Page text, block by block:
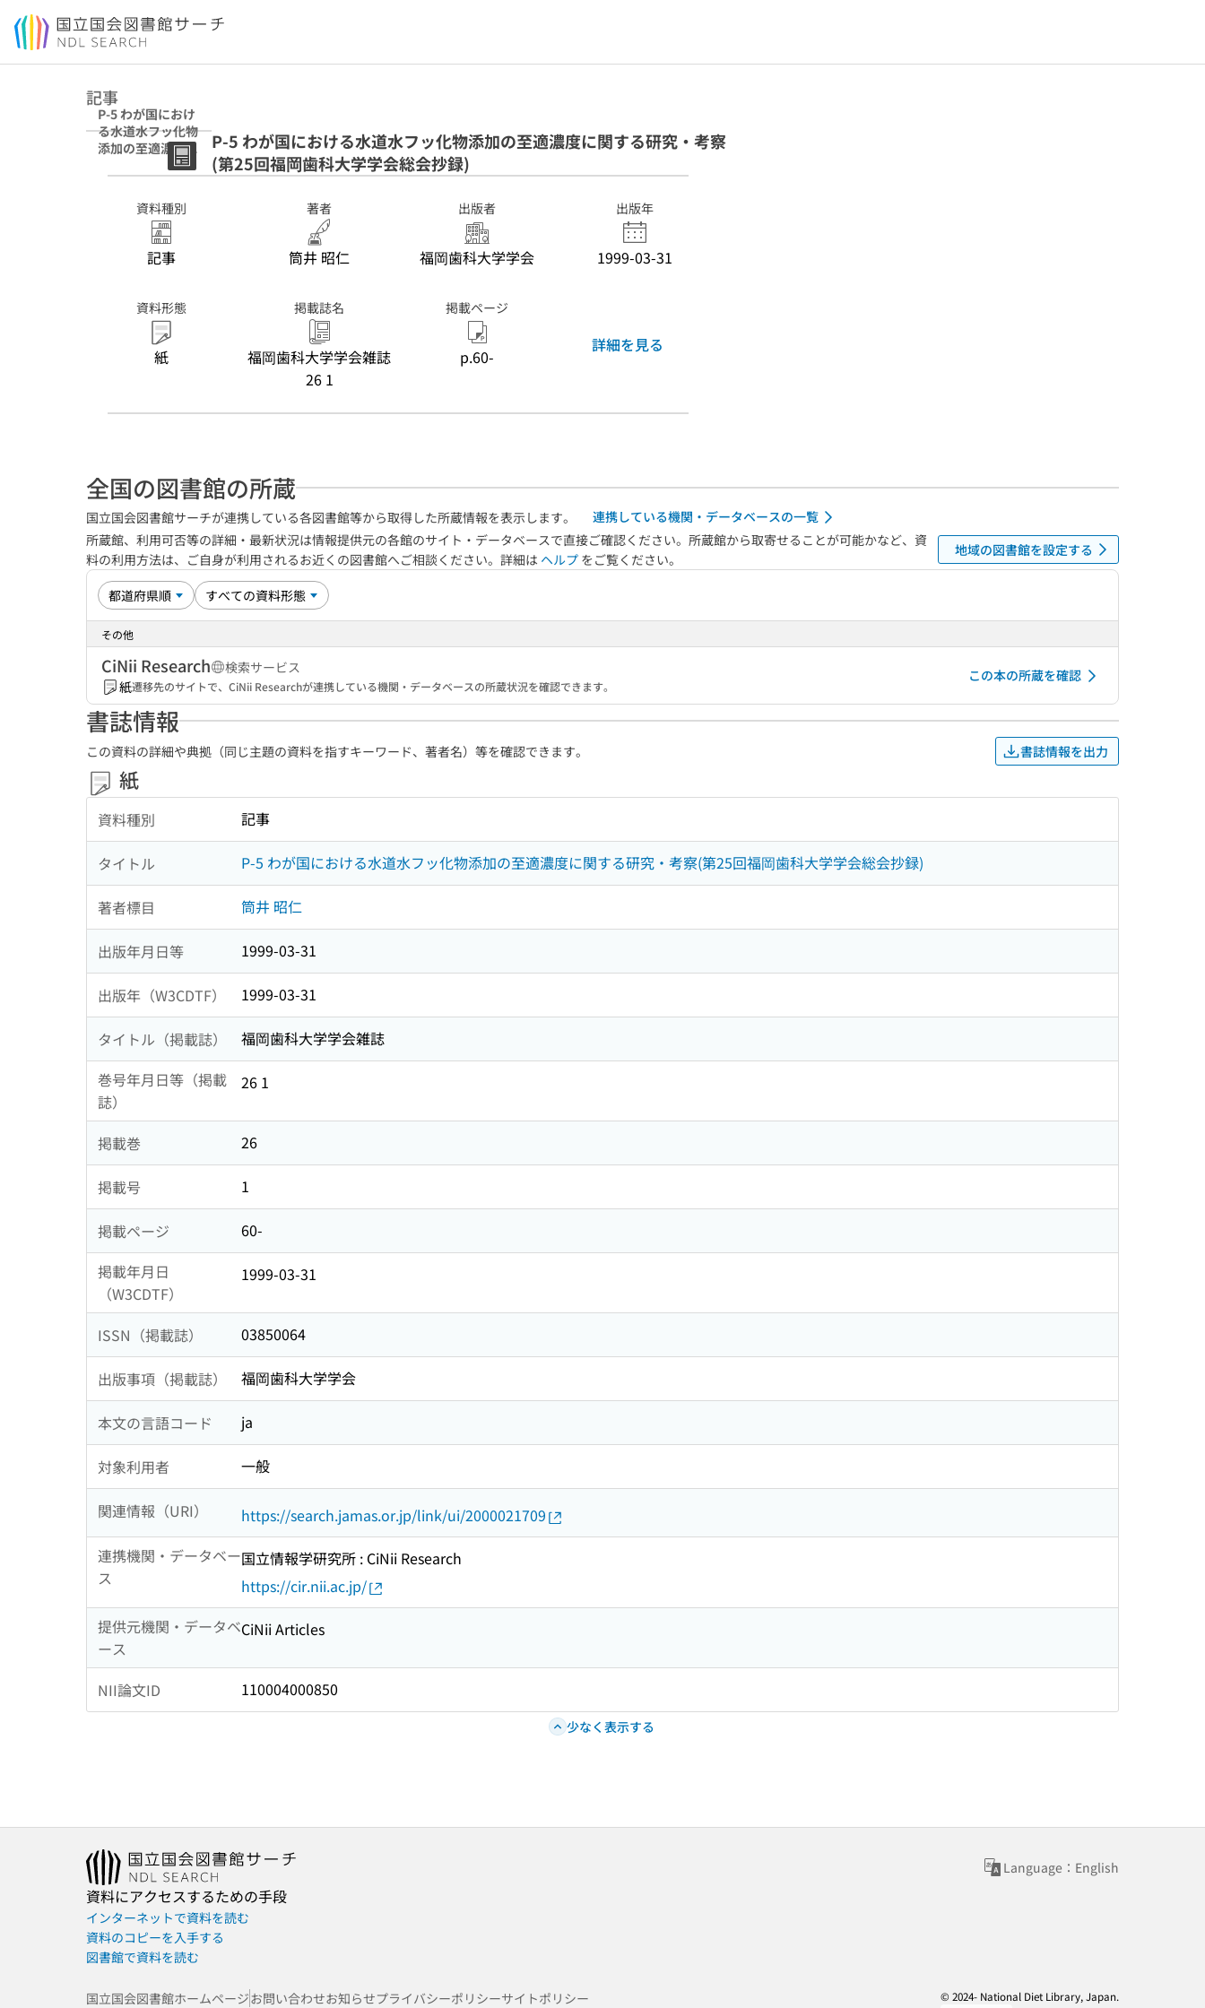
本文へ移動
記事
P-5 わが国におけ
る水道水フッ化物
添加の至適濃度に
関する研究・考察
(第25回福岡歯科
大学学会総会抄
P-5 わが国における水道水フッ化物添加の至適濃度に関する研究・考察
(第25回福岡歯科大学学会総会抄録)
資料種別
記事
著者
筒井 昭仁
出版者
福岡歯科大学学会
出版年
1999-03-31
資料形態
紙
掲載誌名
福岡歯科大学学会雑誌
26 1
掲載ページ
p.60-
詳細を見る
全国の図書館の所蔵
国立国会図書館サーチが連携している各図書館等から取得した所蔵情報を表示します。
連携している機関・データベースの一覧
所蔵館、利用可否等の詳細・最新状況は情報提供元の各館のサイト・データベースで直接ご確認ください。所蔵館から取寄せることが可能かなど、資
料の利用方法は、ご自身が利用されるお近くの図書館へご相談ください。詳細は ヘルプ をご覧ください。
地域の図書館を設定する
その他
CiNii Research
検索サービス
紙遷移先のサイトで、CiNii Researchが連携している機関・データベースの所蔵状況を確認できます。
この本の所蔵を確認
書誌情報
この資料の詳細や典拠（同じ主題の資料を指すキーワード、著者名）等を確認できます。 書誌情報を出力
紙
資料種別 記事
タイトル P-5 わが国における水道水フッ化物添加の至適濃度に関する研究・考察(第25回福岡歯科大学学会総会抄録)
著者標目 筒井 昭仁
出版年月日等 1999-03-31
出版年（W3CDTF） 1999-03-31
タイトル（掲載誌）
福岡歯科大学学会雑誌
巻号年月日等（掲載
誌）
26 1
掲載巻 26
掲載号 1
掲載ページ
60-
掲載年月日
（W3CDTF）
1999-03-31
ISSN（掲載誌） 03850064
出版事項（掲載誌） 福岡歯科大学学会
本文の言語コード ja
対象利用者 一般
関連情報（URI）
https://search.jamas.or.jp/link/ui/2000021709
連携機関・データベー
ス
国立情報学研究所 : CiNii Research
https://cir.nii.ac.jp/
提供元機関・データベ
ース
CiNii Articles
NII論文ID 110004000850
少なく表示する
Language：English
資料にアクセスするための手段
インターネットで資料を読む
資料のコピーを入手する
図書館で資料を読む
国立国会図書館ホームページお問い合わせお知らせプライバシーポリシーサイトポリシー © 2024- National Diet Library, Japan.